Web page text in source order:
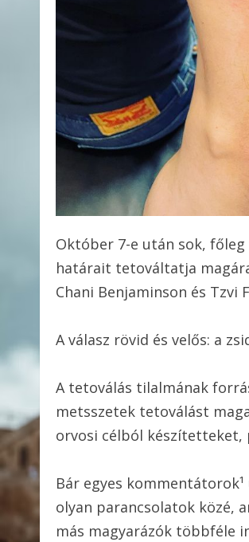
Október 7-e után sok,
határait tetováltatja
Chani Benjaminson és Tzvi
A válasz rövid és velős: a
A tetoválás tilalmának
metsszetek tetoválást
orvosi célból készítetteket,
Bár egyes
olyan parancsolatok közé,
más magyarázók többféle